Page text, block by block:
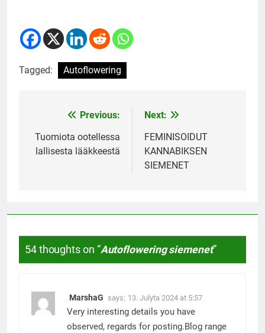
Tagged: Autoflowering
navigation
Previous:
Tuomiota ootellessa
lallisesta lääkkeestä
Next:
FEMINISOIDUT
KANNABIKSEN
SIEMENET
54 thoughts on “Autoflowering siemenet”
MarshaG says: 13. Julyta 2024 at 5:57
Very interesting details you have
observed, regards for posting.Blog range